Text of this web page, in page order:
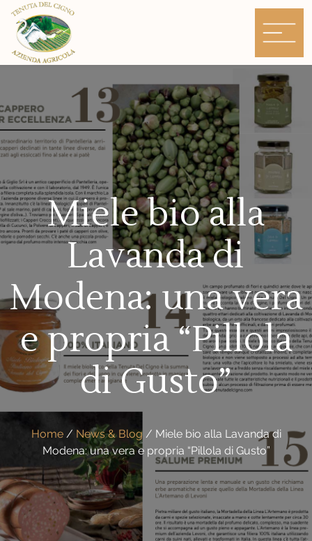
Skip
content
Miele bio alla
Lavanda di
Modena: una vera
e propria “Pillola
di Gusto”
Home/ News & Blog/ Miele bio alla Lavanda di
Modena: una vera e propria “Pillola di Gusto”